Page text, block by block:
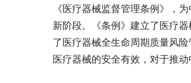
《医疗器械监督管理条例》，
新阶段。《条例》建立了医疗
了医疗器械全生命周期质量风
医疗器械的安全有效，对于推